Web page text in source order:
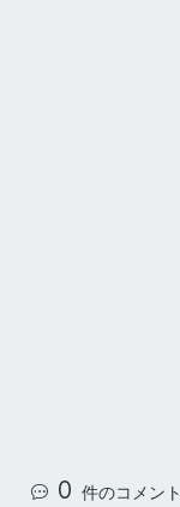
0 件のコメント